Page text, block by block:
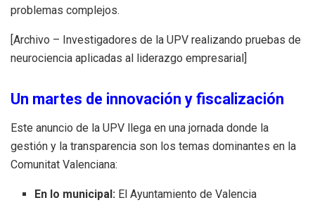
problemas complejos.
[Archivo – Investigadores de la UPV realizando pruebas de
neurociencia aplicadas al liderazgo empresarial]
Un martes de innovación y fiscalización
Este anuncio de la UPV llega en una jornada donde la
gestión y la transparencia son los temas dominantes en la
Comunitat Valenciana:
En lo municipal: El Ayuntamiento de Valencia